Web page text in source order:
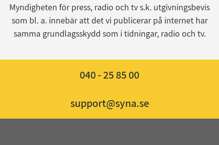
Myndigheten för press, radio och tv s.k. utgivningsbevis
som bl. a. innebär att det vi publicerar på internet har
samma grundlagsskydd som i tidningar, radio och tv.
040 - 25 85 00
support@syna.se